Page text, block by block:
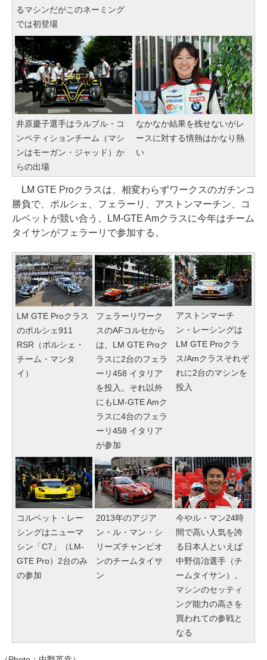
るマシンだがこのネーミング
では初登場
井原慶子選手はラルブル・コ
ンペティションチーム（マシ
ンはモーガン・ジャッド）か
らの出場
なかなか結果を残せないがレ
ースに対する情熱はかなり熱
い
LM GTE Proクラスは、相変わらずワークスのガチンコ
勝負で、ポルシェ、フェラーリ、アストンマーチン、コ
ルベットが競い合う。LM-GTE Amクラスに今年はチーム
タイサンがフェラーリで参加する。
LM GTE Proクラス
のポルシェ911
RSR（ポルシェ・
チーム・マンタ
イ）
フェラーリワーク
スのAFコルセから
は、LM GTE Proク
ラスに2台のフェラ
ーリ458 イタリア
を投入。それ以外
にもLM-GTE Amク
ラスに4台のフェラ
ーリ458 イタリア
が参加
アストンマーチ
ン・レーシングは
LM GTE Proクラ
ス/Amクラスそれぞ
れに2台のマシンを
投入
コルベット・レー
シングはニューマ
シン「C7」（LM-
GTE Pro）2台のみ
の参加
2013年のアジア
ン・ル・マン・シ
リーズチャンピオ
ンのチームタイサ
ン
今やル・マン24時
間で高い人気を誇
る日本人といえば
中野信冶選手（チ
ームタイサン）。
マシンのセッティ
ング能力の高さを
買われての参戦と
なる